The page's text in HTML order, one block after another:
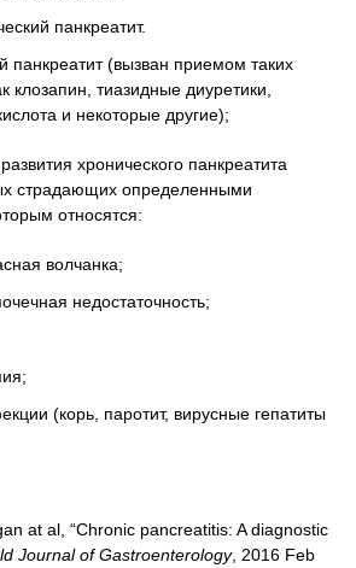
панкреатит.
панкреатит (вызван приемом таких
клозапин, тиазидные диуретики,
и некоторые другие);
хронического панкреатита
страдающих определенными
относятся:
волчанка;
недостаточность;
(корь, паротит, вирусные гепатиты
at al, “Chronic pancreatitis: A diagnostic
Journal of Gastroenterology, 2016 Feb